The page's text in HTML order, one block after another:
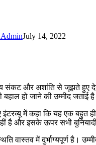
July 14, 2022
संकट और अशांति से जूझते हुए
हो जाने की उम्मीद
इंटरव्यू में कहा कि यह एक
है और इसके ऊपर सभी
वास्तव में दुर्भाग्यपूर्ण है।